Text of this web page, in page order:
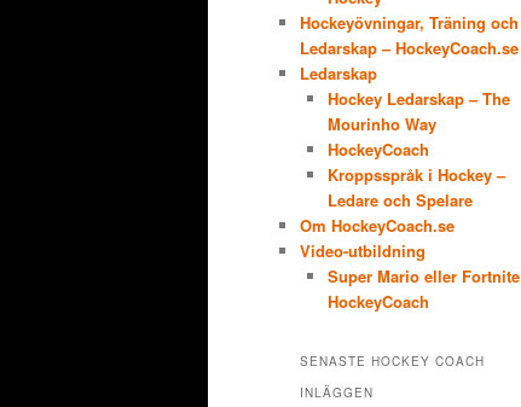
Hockeyövningar, Träning och
Ledarskap – HockeyCoach.se
Ledarskap
Hockey Ledarskap – The
Mourinho Way
HockeyCoach
Kroppsspråk i Hockey –
Ledare och Spelare
Om HockeyCoach.se
Video-utbildning
Super Mario eller Fortnite
HockeyCoach
SENASTE HOCKEY COACH
INLÄGGEN